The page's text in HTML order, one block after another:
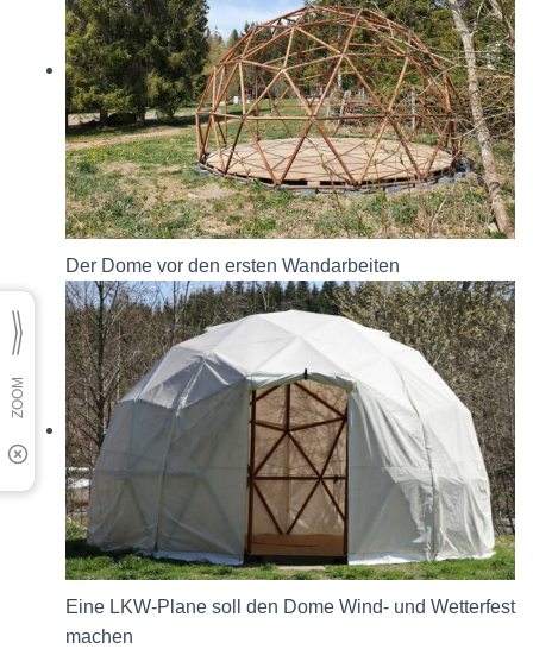
Der Dome vor den ersten Wandarbeiten
Eine LKW-Plane soll den Dome Wind- und Wetterfest
machen